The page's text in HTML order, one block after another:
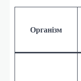
Організм